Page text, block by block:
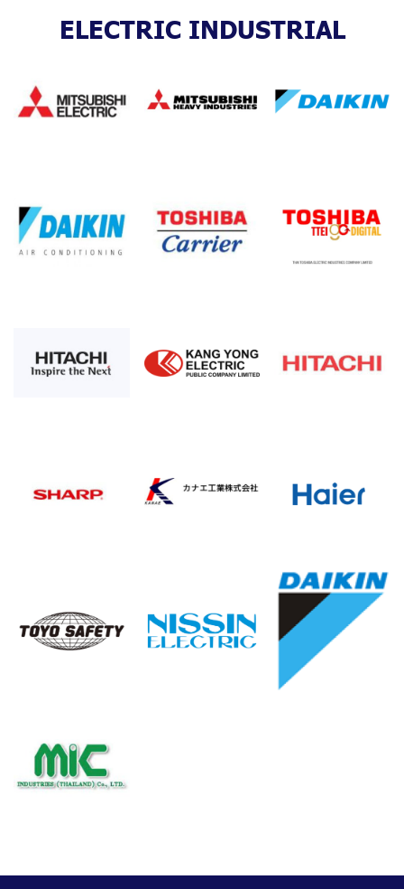
ELECTRIC INDUSTRIAL